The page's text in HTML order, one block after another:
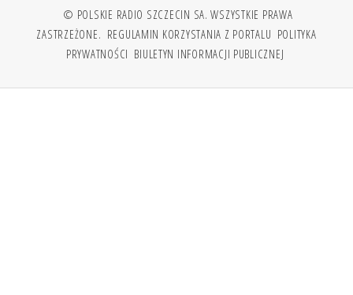
© POLSKIE RADIO SZCZECIN SA. WSZYSTKIE PRAWA
ZASTRZEŻONE. REGULAMIN KORZYSTANIA Z PORTALU POLITYKA
PRYWATNOŚCI BIULETYN INFORMACJI PUBLICZNEJ